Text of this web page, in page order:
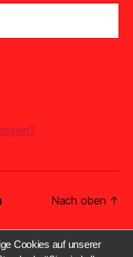
Nach oben ↑
Cookies auf unserer